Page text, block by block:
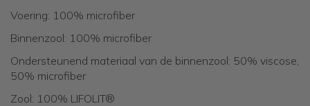
Voering: 100% microfiber
Binnenzool: 100% microfiber
Ondersteunend materiaal van de binnenzool: 50% viscose,
50% microfiber
Zool: 100% LIFOLIT®